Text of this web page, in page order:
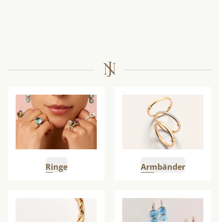
Weiter zu Ringe
Ringe
Weiter zu Armschmuck
Armbänder
Weiter zu Halsketten Weiter zu Ohrringe